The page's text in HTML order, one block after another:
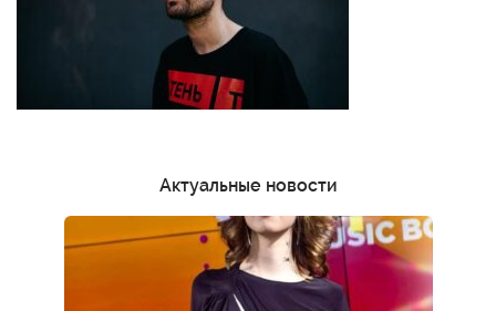
Актуальные новости